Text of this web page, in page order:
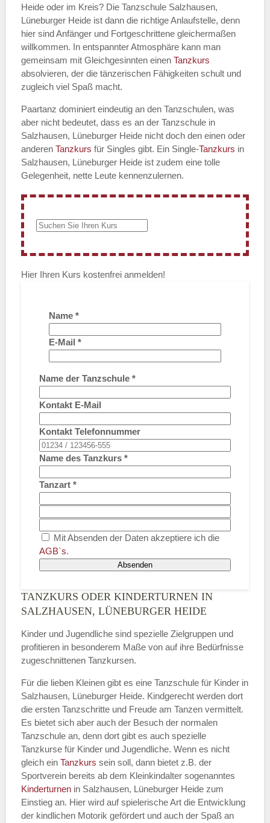
Heide oder im Kreis? Die Tanzschule Salzhausen,
Lüneburger Heide ist dann die richtige Anlaufstelle, denn
hier sind Anfänger und Fortgeschrittene gleichermaßen
willkommen. In entspannter Atmosphäre kann man
gemeinsam mit Gleichgesinnten einen Tanzkurs
absolvieren, der die tänzerischen Fähigkeiten schult und
zugleich viel Spaß macht.
Paartanz dominiert eindeutig an den Tanzschulen, was
aber nicht bedeutet, dass es an der Tanzschule in
Salzhausen, Lüneburger Heide nicht doch den einen oder
anderen Tanzkurs für Singles gibt. Ein Single-Tanzkurs in
Salzhausen, Lüneburger Heide ist zudem eine tolle
Gelegenheit, nette Leute kennenzulernen.
Hier Ihren Kurs kostenfrei anmelden!
Name *
E-Mail *
Name der Tanzschule *
Kontakt E-Mail
Kontakt Telefonnummer
Name des Tanzkurs *
Tanzart *
Mit Absenden der Daten akzeptiere ich die
AGB`s.
Absenden
TANZKURS ODER KINDERTURNEN IN
SALZHAUSEN, LÜNEBURGER HEIDE
Kinder und Jugendliche sind spezielle Zielgruppen und
profitieren in besonderem Maße von auf ihre Bedürfnisse
zugeschnittenen Tanzkursen.
Für die lieben Kleinen gibt es eine Tanzschule für Kinder in
Salzhausen, Lüneburger Heide. Kindgerecht werden dort
die ersten Tanzschritte und Freude am Tanzen vermittelt.
Es bietet sich aber auch der Besuch der normalen
Tanzschule an, denn dort gibt es auch spezielle
Tanzkurse für Kinder und Jugendliche. Wenn es nicht
gleich ein Tanzkurs sein soll, dann bietet z.B. der
Sportverein bereits ab dem Kleinkindalter sogenanntes
Kinderturnen in Salzhausen, Lüneburger Heide zum
Einstieg an. Hier wird auf spielerische Art die Entwicklung
der kindlichen Motorik gefördert und auch der Spaß an